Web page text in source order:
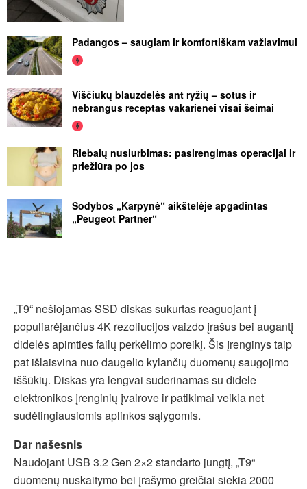
Padangos – saugiam ir komfortiškam važiavimui
Viščiukų blauzdelės ant ryžių – sotus ir
nebrangus receptas vakarienei visai šeimai
Riebalų nusiurbimas: pasirengimas operacijai ir
priežiūra po jos
Sodybos „Karpynė“ aikštelėje apgadintas
„Peugeot Partner“
„T9“ nešiojamas SSD diskas sukurtas reaguojant į
populiarėjančius 4K rezoliucijos vaizdo įrašus bei augantį
didelės apimties failų perkėlimo poreikį. Šis įrenginys taip
pat išlaisvina nuo daugelio kylančių duomenų saugojimo
iššūkių. Diskas yra lengvai suderinamas su didele
elektronikos įrenginių įvairove ir patikimai veikia net
sudėtingiausiomis aplinkos sąlygomis.
Dar našesnis
Naudojant USB 3.2 Gen 2×2 standarto jungtį, „T9“
duomenų nuskaitymo bei įrašymo greičiai siekia 2000